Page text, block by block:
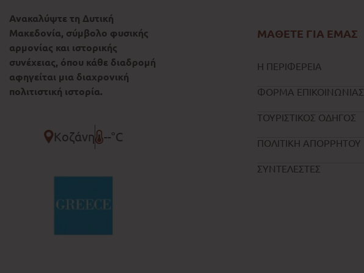
Ανακαλύψτε τη Δυτική
Μακεδονία, σύμβολο φυσικής
αρμονίας και ιστορικής
συνέχειας, όπου κάθε διαδρομή
αφηγείται μια διαχρονική
πολιτιστική ιστορία.
Κοζάνη --°C
ΜΑΘΕΤΕ ΓΙΑ ΕΜΑΣ
Η ΠΕΡΙΦΕΡΕΙΑ
ΦΟΡΜΑ ΕΠΙΚΟΙΝΩΝΙΑΣ
ΤΟΥΡΙΣΤΙΚΟΣ ΟΔΗΓΟΣ
ΠΟΛΙΤΙΚΗ ΑΠΟΡΡΗΤΟΥ
ΣΥΝΤΕΛΕΣΤΕΣ